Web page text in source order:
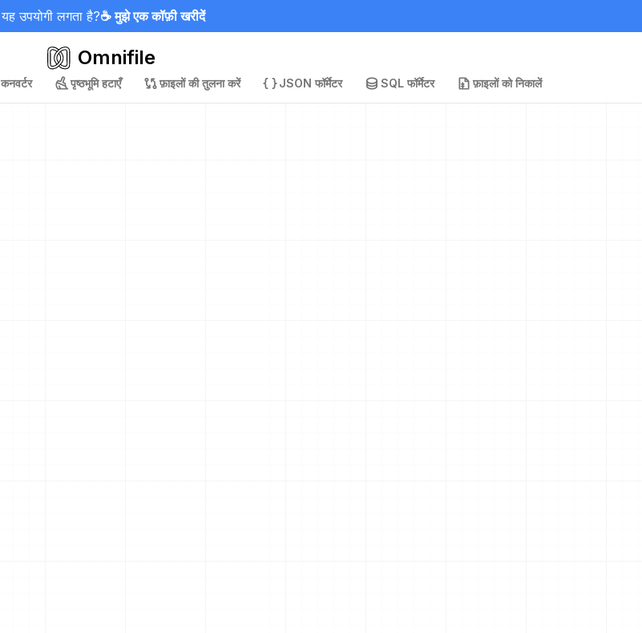
यह उपयोगी लगता है?☕ मुझे एक कॉफ़ी खरीदें
Omnifile
कनवर्टर पृष्ठभूमि हटाएँ फ़ाइलों की तुलना करें JSON फॉर्मेटर SQL फॉर्मेटर फ़ाइलों को निकालें